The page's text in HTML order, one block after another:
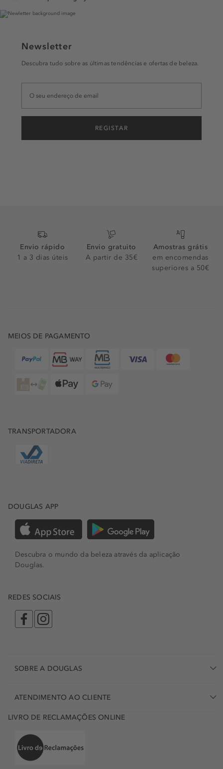
Newsletter
Descubra tudo sobre as últimas tendências e ofertas de beleza.
REGISTAR
Envio rápido
1 a 3 dias úteis
Envio gratuito
A partir de 35€
Amostras grátis
em encomendas
superiores a 50€
MEIOS DE PAGAMENTO
TRANSPORTADORA
DOUGLAS APP
Descubra o mundo da beleza através da aplicação
Douglas.
REDES SOCIAIS
SOBRE A DOUGLAS
ATENDIMENTO AO CLIENTE
LIVRO DE RECLAMAÇÕES ONLINE